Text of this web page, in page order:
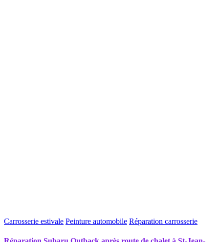
Carrosserie estivale Peinture automobile Réparation carrosserie